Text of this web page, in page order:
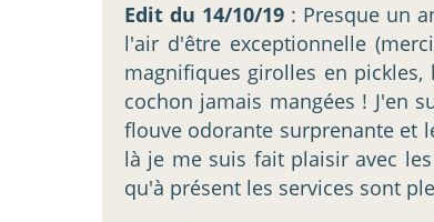
Edit du 14/10/19 : Presque un
l'air d'être exceptionnelle (merci
magnifiques girolles en
cochon jamais mangées ! J'en
flouve odorante surprenante et
là je me suis fait plaisir avec
qu'à présent les services sont